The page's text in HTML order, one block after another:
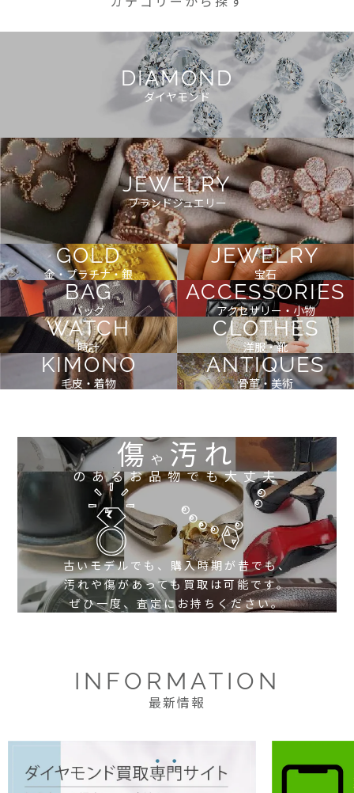
DIAMOND
ダイヤモンド
JEWELRY
ブランドジュエリー
GOLD
金・プラチナ・銀
JEWELRY
宝石
BAG
バッグ
ACCESSORIES
アクセサリー・小物
WATCH
時計
CLOTHES
洋服・靴
KIMONO
毛皮・着物
ANTIQUES
骨董・美術
傷や 汚れ
のあるお品物でも大丈夫
古いモデルでも、購入時期が昔でも、
汚れや傷があっても買取は可能です。
ぜひ一度、査定にお持ちください。
INFORMATION
最新情報